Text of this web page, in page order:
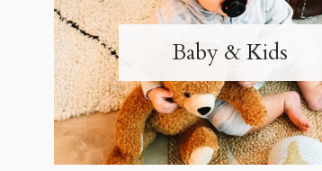
Baby & Kids